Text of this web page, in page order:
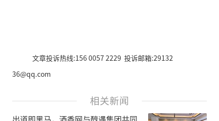
文章投诉热线:156 0057 2229 投诉邮箱:29132
36@qq.com
相关新闻